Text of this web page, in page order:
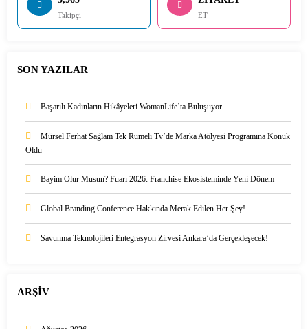
Takipçi ET
SON YAZILAR
Başarılı Kadınların Hikâyeleri WomanLife’ta Buluşuyor
Mürsel Ferhat Sağlam Tek Rumeli Tv’de Marka Atölyesi Programına Konuk
Oldu
Bayim Olur Musun? Fuarı 2026: Franchise Ekosisteminde Yeni Dönem
Global Branding Conference Hakkında Merak Edilen Her Şey!
Savunma Teknolojileri Entegrasyon Zirvesi Ankara’da Gerçekleşecek!
ARŞİV